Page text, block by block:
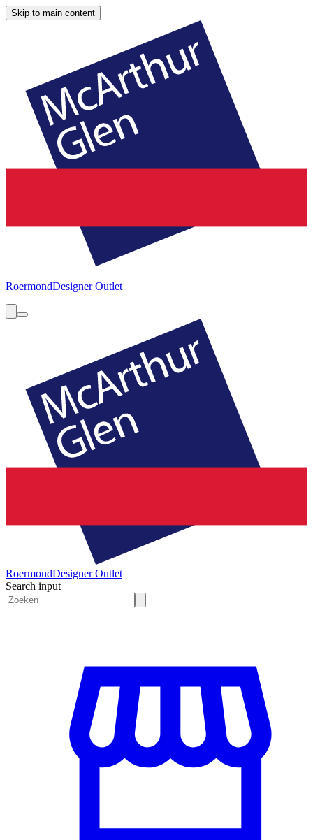
Skip to main content
RoermondDesigner Outlet
RoermondDesigner Outlet
Search input